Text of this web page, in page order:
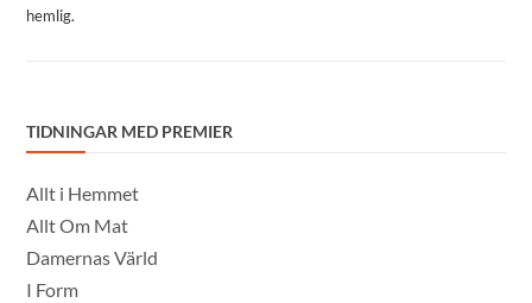
hemlig.
TIDNINGAR MED PREMIER
Allt i Hemmet
Allt Om Mat
Damernas Värld
I Form